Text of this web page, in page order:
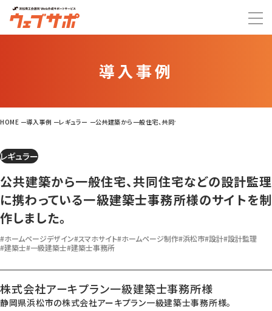
導入事例
HOME 導入事例 レギュラー 公共建築から一般住宅、共同住宅などの設計監理に携わってい
レギュラー
公共建築から一般住宅、共同住宅などの設計監理
に携わっている一級建築士事務所様のサイトを制
作しました。
#ホームページデザイン#スマホサイト#ホームページ制作#浜松市#設計#設計監理
#建築士#一級建築士#建築士事務所
株式会社アーキプラン一級建築士事務所様
静岡県浜松市の株式会社アーキプラン一級建築士事務所様。